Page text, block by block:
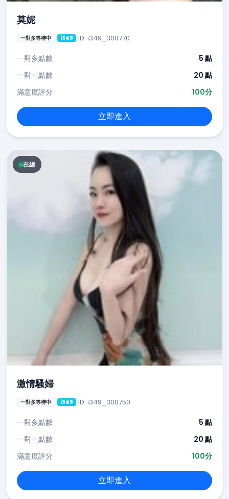
莫妮
一對多等待中 i349 ID: i349_300770
一對多點數
5 點
一對一點數
20 點
滿意度評分
100分
立即進入
在線
激情騷婦
一對多等待中 i349 ID: i349_300750
一對多點數
5 點
一對一點數
20 點
滿意度評分
100分
立即進入